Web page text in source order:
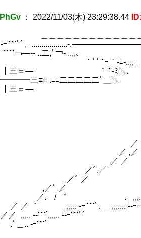
： 2022/11/03(木) 23:29:38.44
.-
￢―-- ..二,ﾞ
ｰ｀-ﾆ-
― ｀'''-ﾐ
.ﾆﾆ二二二二二ﾞ
＝―
.,
,／
／
ﾞ
／
_,,,,.... --ｰ
-ｰ''''''ﾞﾞﾞ´
-ｰ''''"´ . __,,,.... --ｰ￢
--ｰ'''"ﾞ´
-ｰ'''"´